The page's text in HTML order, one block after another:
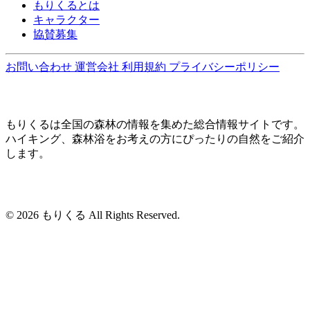
もりくるとは
キャラクター
協賛募集
お問い合わせ 運営会社 利用規約 プライバシーポリシー
もりくるは全国の森林の情報を集めた総合情報サイトです。
ハイキング、森林浴をお考えの方にぴったりの自然をご紹介
します。
© 2026 もりくる All Rights Reserved.